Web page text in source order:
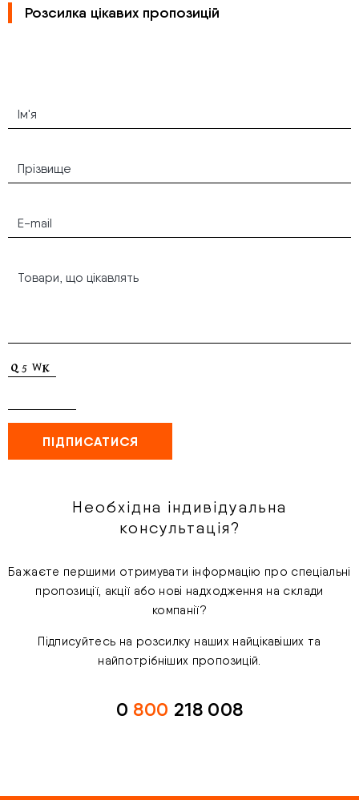
Розсилка цікавих пропозицій
Необхідна індивідуальна
консультація?
Бажаєте першими отримувати інформацію про спеціальні
пропозиції, акції або нові надходження на склади
компанії?
Підписуйтесь на розсилку наших найцікавіших та
найпотрібніших пропозицій.
0 800 218 008